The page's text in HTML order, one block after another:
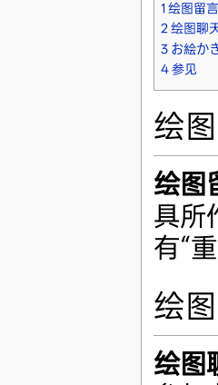
1 绘图留
2 绘图聊
3 お絵か
4 参见
绘
绘图
具所
有“
绘
绘图